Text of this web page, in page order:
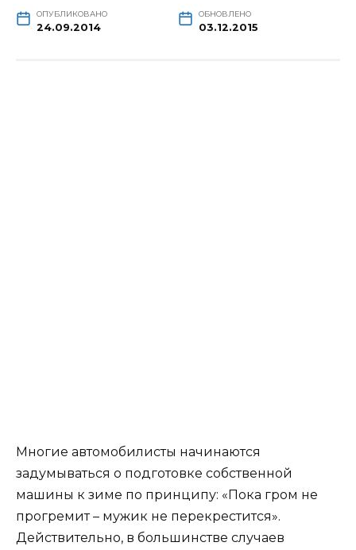
ОПУБЛИКОВАНО
24.09.2014
ОБНОВЛЕНО
03.12.2015
Многие автомобилисты начинаются
задумываться о подготовке собственной
машины к зиме по принципу: «Пока гром не
прогремит – мужик не перекрестится».
Действительно, в большинстве случаев